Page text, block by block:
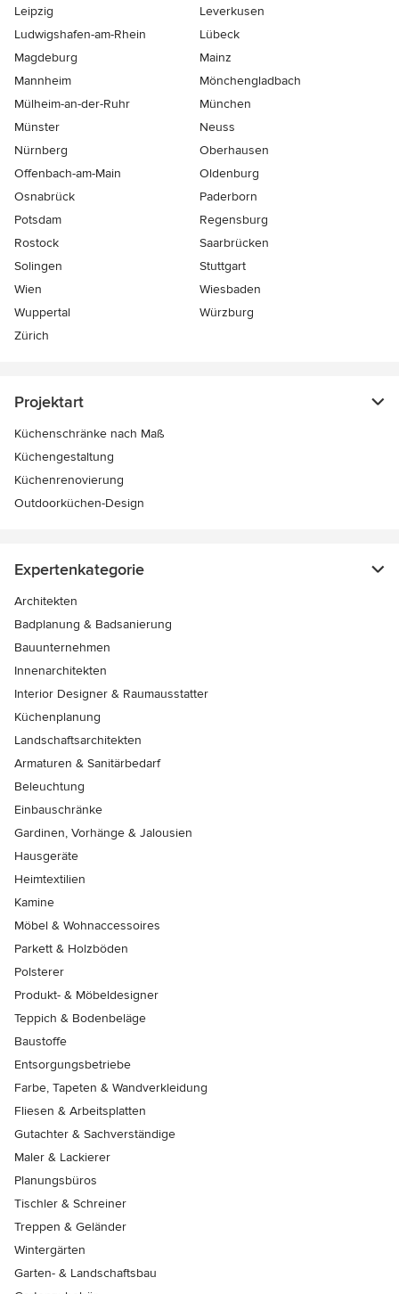
Leipzig
Leverkusen
Ludwigshafen-am-Rhein
Lübeck
Magdeburg
Mainz
Mannheim
Mönchen­gladbach
Mülheim-an-der-Ruhr
München
Münster
Neuss
Nürnberg
Oberhausen
Offenbach-am-Main
Oldenburg
Osnabrück
Paderborn
Potsdam
Regensburg
Rostock
Saarbrücken
Solingen
Stuttgart
Wien
Wiesbaden
Wuppertal
Würzburg
Zürich
Projektart
Küchenschränke nach Maß
Küchengestaltung
Küchenrenovierung
Outdoorküchen-Design
Expertenkategorie
Architekten
Badplanung & Badsanierung
Bauunternehmen
Innenarchitekten
Interior Designer & Raumausstatter
Küchenplanung
Landschaftsarchitekten
Armaturen & Sanitärbedarf
Beleuchtung
Einbauschränke
Gardinen, Vorhänge & Jalousien
Hausgeräte
Heimtextilien
Kamine
Möbel & Wohnaccessoires
Parkett & Holzböden
Polsterer
Produkt- & Möbeldesigner
Teppich & Bodenbeläge
Baustoffe
Entsorgungsbetriebe
Farbe, Tapeten & Wandverkleidung
Fliesen & Arbeitsplatten
Gutachter & Sachverständige
Maler & Lackierer
Planungsbüros
Tischler & Schreiner
Treppen & Geländer
Wintergärten
Garten- & Landschaftsbau